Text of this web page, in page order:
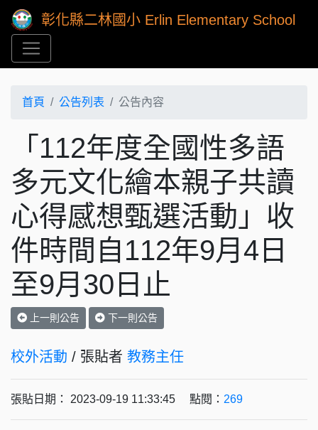
彰化縣二林國小 Erlin Elementary School
首頁 公告列表 公告內容
「112年度全國性多語
多元文化繪本親子共讀
心得感想甄選活動」收
件時間自112年9月4日
至9月30日止
上一則公告 下一則公告
校外活動 / 張貼者 教務主任
張貼日期： 2023-09-19 11:33:45 點閱： 269